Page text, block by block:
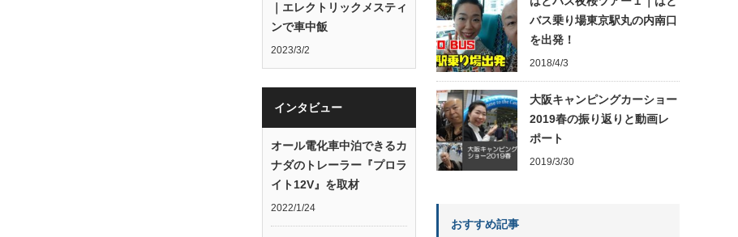
｜エレクトリックメスティ
ンで車中飯
2023/3/2
インタビュー
オール電化車中泊できるカ
ナダのトレーラー『プロラ
イト12V』を取材
2022/1/24
バス乗り場東京駅丸の内南口
を出発！
2018/4/3
大阪キャンピングカーショー
2019春の振り返りと動画レ
ポート
2019/3/30
おすすめ記事